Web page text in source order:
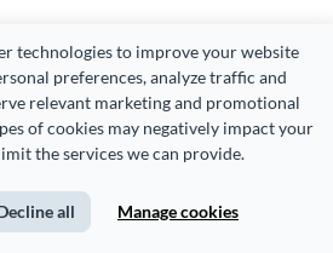
technologies to improve your website
preferences, analyze traffic and
relevant marketing and promotional
of cookies may negatively impact your
the services we can provide.
all Manage cookies
offert eller bara
medier?
upp mitt eget
i mitt citat?